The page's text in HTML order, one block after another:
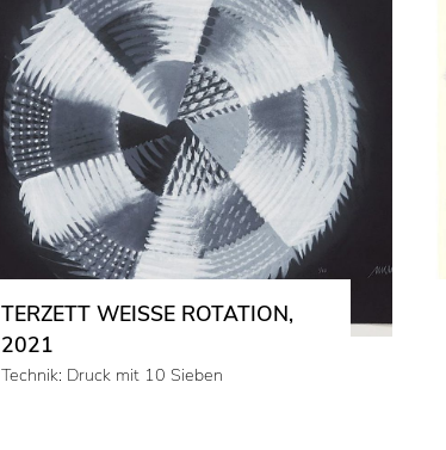
TERZETT WEISSE ROTATION,
2021
Technik: Druck mit 10 Sieben